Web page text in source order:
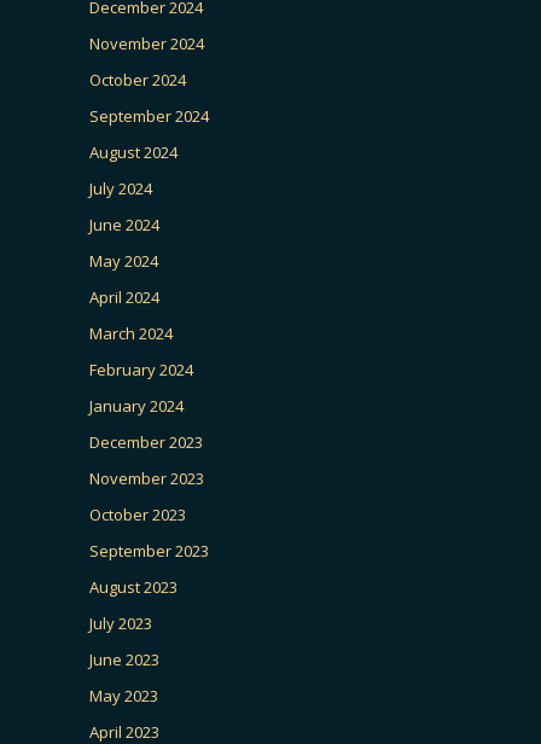
December 2024
November 2024
October 2024
September 2024
August 2024
July 2024
June 2024
May 2024
April 2024
March 2024
February 2024
January 2024
December 2023
November 2023
October 2023
September 2023
August 2023
July 2023
June 2023
May 2023
April 2023